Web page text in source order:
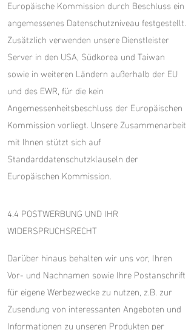
Europäische Kommission durch Beschluss ein
angemessenes Datenschutzniveau festgestellt.
Zusätzlich verwenden unsere Dienstleister
Server in den USA, Südkorea und Taiwan
sowie in weiteren Ländern außerhalb der EU
und des EWR, für die kein
Angemessenheitsbeschluss der Europäischen
Kommission vorliegt. Unsere Zusammenarbeit
mit Ihnen stützt sich auf
Standarddatenschutzklauseln der
Europäischen Kommission.
4.4 POSTWERBUNG UND IHR
WIDERSPRUCHSRECHT
Darüber hinaus behalten wir uns vor, Ihren
Vor- und Nachnamen sowie Ihre Postanschrift
für eigene Werbezwecke zu nutzen, z.B. zur
Zusendung von interessanten Angeboten und
Informationen zu unseren Produkten per